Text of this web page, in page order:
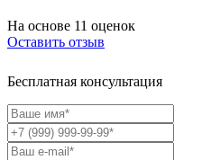
На основе 11 оценок
Оставить отзыв
Бесплатная консультация